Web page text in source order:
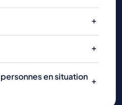
en situation